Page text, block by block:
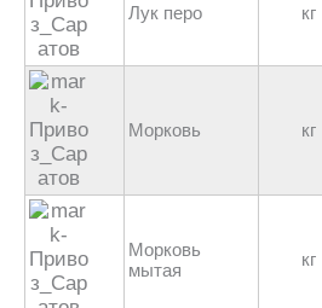
Лук перо кг
Морковь кг
Морковь
мытая
кг